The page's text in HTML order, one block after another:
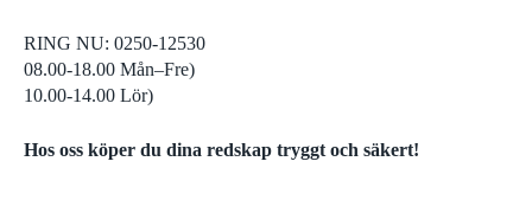
RING NU: 0250-12530
08.00-18.00 Mån–Fre)
10.00-14.00 Lör)
Hos oss köper du dina redskap tryggt och säkert!